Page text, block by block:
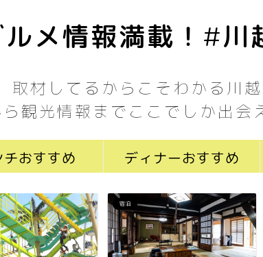
メ情報満載！#
取材してるからこそわかる川越
観光情報までここでしか出会
チおすすめ ディナーおすすめ
宿泊